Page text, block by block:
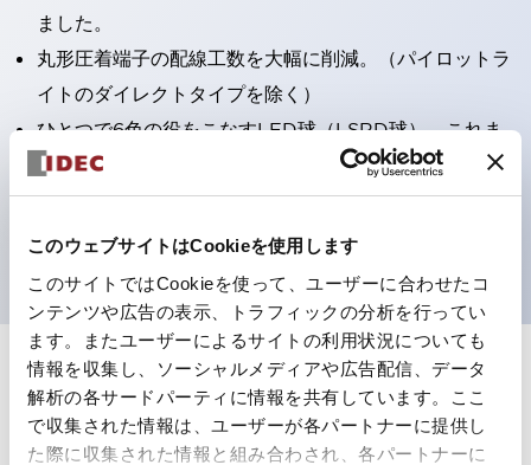
このウェブサイトはCookieを使用します
このサイトではCookieを使って、ユーザーに合わせたコ
ンテンツや広告の表示、トラフィックの分析を行ってい
ます。またユーザーによるサイトの利用状況についても
情報を収集し、ソーシャルメディアや広告配信、データ
解析の各サードパーティに情報を共有しています。ここ
で収集された情報は、ユーザーが各パートナーに提供し
た際に収集された情報と組み合わされ、各パートナーに
ました。
丸形圧着端子の配線工数を大幅に削減。（パイロットラ
イトのダイレクトタイプを除く）
ひとつで6色の役をこなすLED球（LSRD球）。これま
で色ごとに分かれていたLED球を、1色のLED球で各色
を表現できるようにしました。
UL、CSA、TÜV、CCC認証品。
仕様 すべて展開
形状仕様